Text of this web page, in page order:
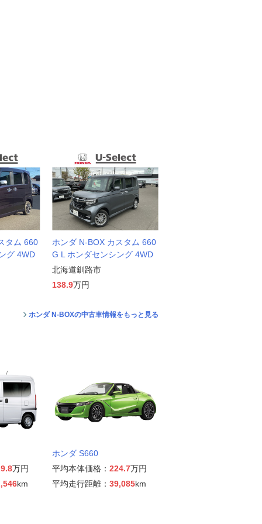
タム 660
グ 4WD
ホンダ N-BOX カスタム 660
G L ホンダセンシング 4WD
北海道釧路市
138.9万円
ホンダ N-BOXの中古車情報をもっと見る
万円
km
ホンダ S660
平均本体価格： 224.7万円
平均走行距離： 39,085km